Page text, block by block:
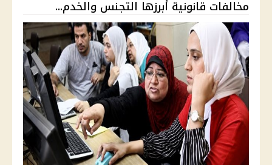
مخالفات قانونية أبرزها التجنس والخدم...